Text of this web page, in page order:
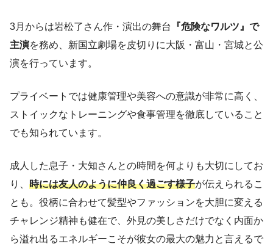
3月からは岩松了さん作・演出の舞台
『危険なワルツ』で
主演を務め、新国立劇場を皮切りに大阪・富山・宮城と公
演を行っています。
プライベートでは健康管理や美容への意識が非常に高く、
ストイックなトレーニングや食事管理を徹底していること
でも知られています。
成人した息子・大知さんとの時間を何よりも大切にしてお
り、 時には友人のように仲良く過ごす様子が伝えられるこ
とも。役柄に合わせて髪型やファッションを大胆に変える
チャレンジ精神も健在で、外見の美しさだけでなく内面か
ら溢れ出るエネルギーこそが彼女の最大の魅力と言えるで